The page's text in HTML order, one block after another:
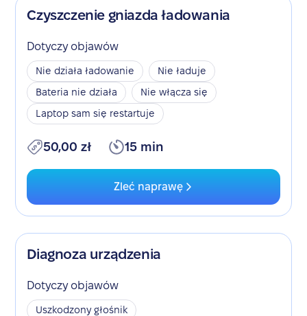
Czyszczenie gniazda ładowania
Dotyczy objawów
Nie działa ładowanie
Nie ładuje
Bateria nie działa
Nie włącza się
Laptop sam się restartuje
50,00 zł 15 min
Zleć naprawę
Diagnoza urządzenia
Dotyczy objawów
Uszkodzony głośnik